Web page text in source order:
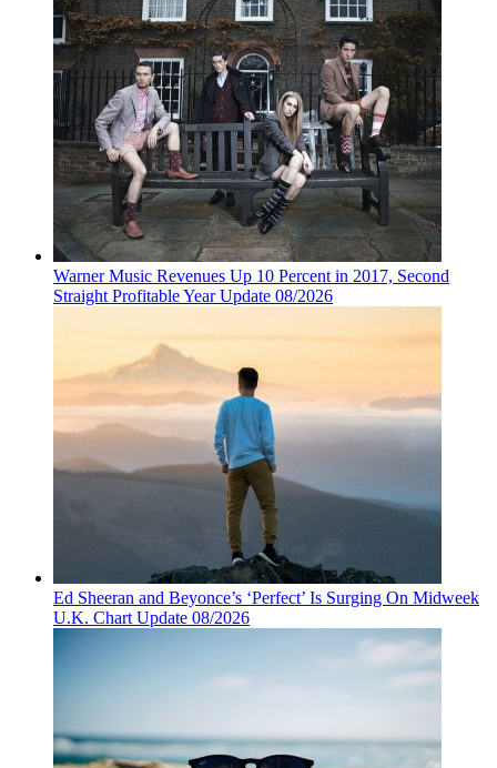
Warner Music Revenues Up 10 Percent in 2017, Second
Straight Profitable Year Update 08/2026
Ed Sheeran and Beyonce’s ‘Perfect’ Is Surging On Midweek
U.K. Chart Update 08/2026